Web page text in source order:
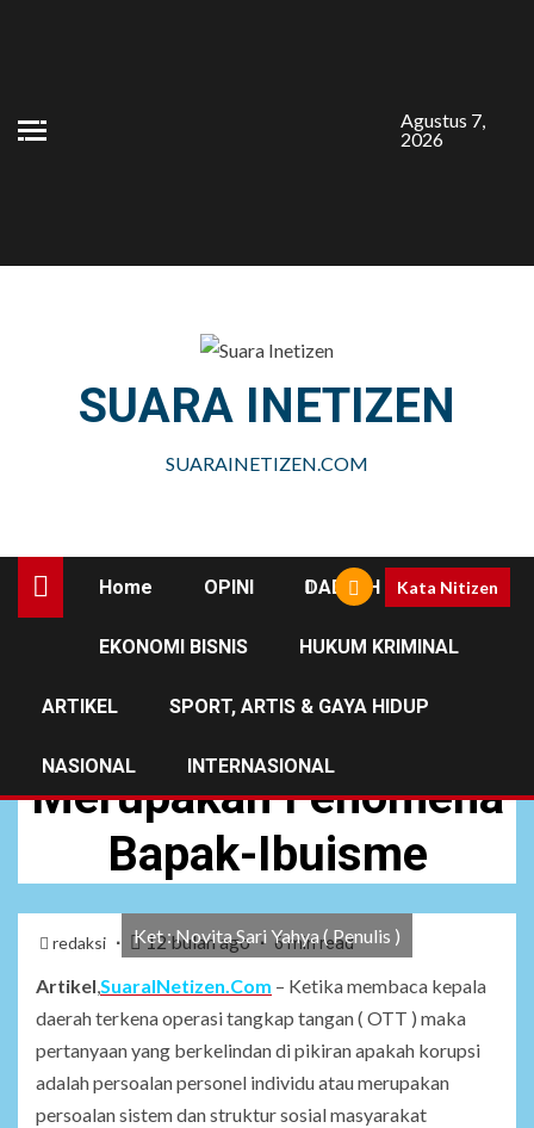
Agustus 7,
2026
SUARA INETIZEN
SUARAINETIZEN.COM
Home OPINI DAERAH
EKONOMI BISNIS HUKUM KRIMINAL
ARTIKEL SPORT, ARTIS & GAYA HIDUP
NASIONAL INTERNASIONAL
Kata Nitizen
Merupakan Fenomena
Bapak-Ibuisme
redaksi 12 bulan ago 6 min read
Ket : Novita Sari Yahya ( Penulis )
Artikel,SuaraINetizen.Com – Ketika membaca kepala
daerah terkena operasi tangkap tangan ( OTT ) maka
pertanyaan yang berkelindan di pikiran apakah korupsi
adalah persoalan personel individu atau merupakan
persoalan sistem dan struktur sosial masyarakat